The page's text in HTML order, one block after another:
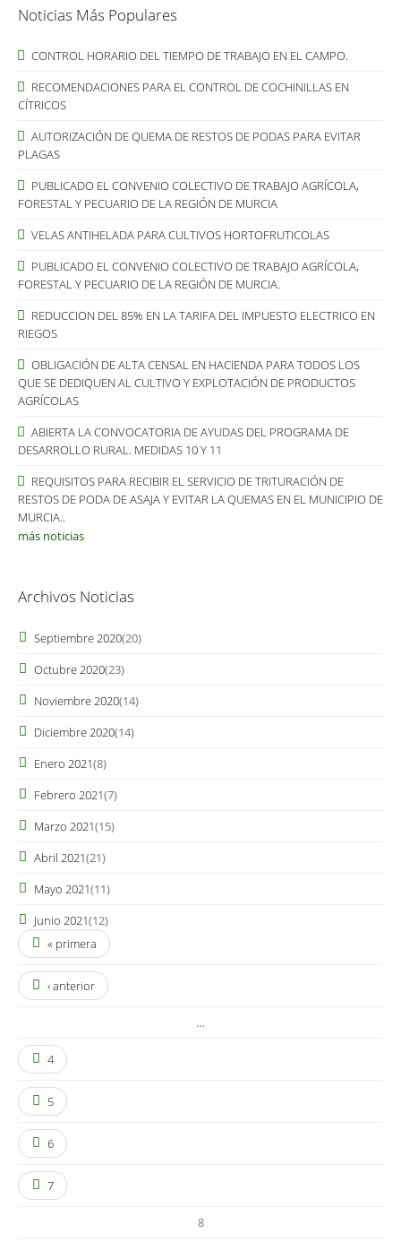
Noticias Más Populares
CONTROL HORARIO DEL TIEMPO DE TRABAJO EN EL CAMPO.
RECOMENDACIONES PARA EL CONTROL DE COCHINILLAS EN
CÍTRICOS
AUTORIZACIÓN DE QUEMA DE RESTOS DE PODAS PARA EVITAR
PLAGAS
PUBLICADO EL CONVENIO COLECTIVO DE TRABAJO AGRÍCOLA,
FORESTAL Y PECUARIO DE LA REGIÓN DE MURCIA
VELAS ANTIHELADA PARA CULTIVOS HORTOFRUTICOLAS
PUBLICADO EL CONVENIO COLECTIVO DE TRABAJO AGRÍCOLA,
FORESTAL Y PECUARIO DE LA REGIÓN DE MURCIA.
REDUCCION DEL 85% EN LA TARIFA DEL IMPUESTO ELECTRICO EN
RIEGOS
OBLIGACIÓN DE ALTA CENSAL EN HACIENDA PARA TODOS LOS
QUE SE DEDIQUEN AL CULTIVO Y EXPLOTACIÓN DE PRODUCTOS
AGRÍCOLAS
ABIERTA LA CONVOCATORIA DE AYUDAS DEL PROGRAMA DE
DESARROLLO RURAL. MEDIDAS 10 Y 11
REQUISITOS PARA RECIBIR EL SERVICIO DE TRITURACIÓN DE
RESTOS DE PODA DE ASAJA Y EVITAR LA QUEMAS EN EL MUNICIPIO DE
MURCIA..
más noticias
Archivos Noticias
Septiembre 2020(20)
Octubre 2020(23)
Noviembre 2020(14)
Diciembre 2020(14)
Enero 2021(8)
Febrero 2021(7)
Marzo 2021(15)
Abril 2021(21)
Mayo 2021(11)
Junio 2021(12)
Páginas
« primera
‹ anterior
…
4
5
6
7
8